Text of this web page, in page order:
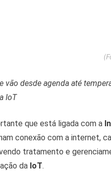
vão desde agenda até
IoT
que está ligada com a
conexão com a internet,
tratamento e
da IoT.